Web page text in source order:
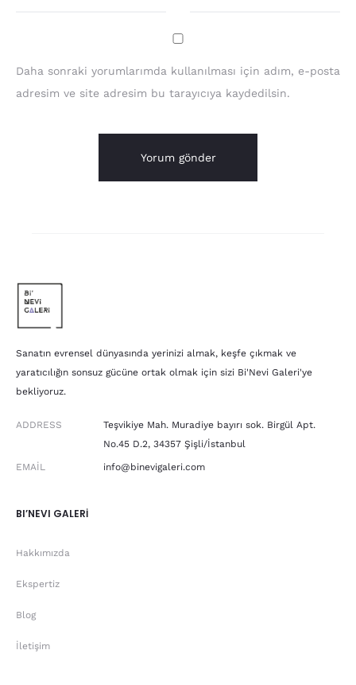
Daha sonraki yorumlarımda kullanılması için adım, e-posta
adresim ve site adresim bu tarayıcıya kaydedilsin.
Sanatın evrensel dünyasında yerinizi almak, keşfe çıkmak ve
yaratıcılığın sonsuz gücüne ortak olmak için sizi Bi'Nevi Galeri'ye
bekliyoruz.
ADDRESS
Teşvikiye Mah. Muradiye bayırı sok. Birgül Apt.
No.45 D.2, 34357 Şişli/İstanbul
EMAIL info@binevigaleri.com
BI’NEVI GALERİ
Hakkımızda
Ekspertiz
Blog
İletişim